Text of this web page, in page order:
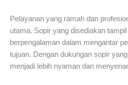
Pelayanan yang ramah dan
utama. Sopir yang disediakan
berpengalaman dalam mengantar
tujuan. Dengan dukungan sopir
menjadi lebih nyaman dan